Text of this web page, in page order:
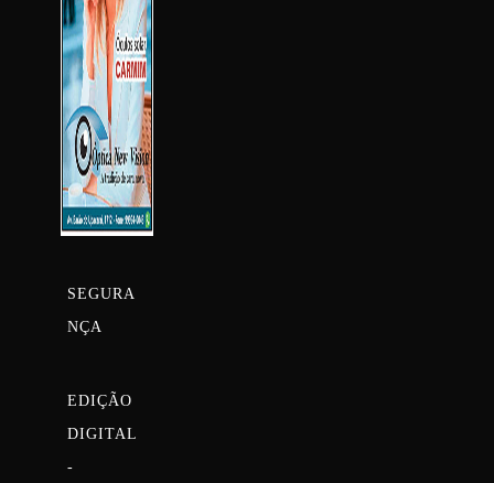
SEGURA
NÇA
EDIÇÃO
DIGITAL
-